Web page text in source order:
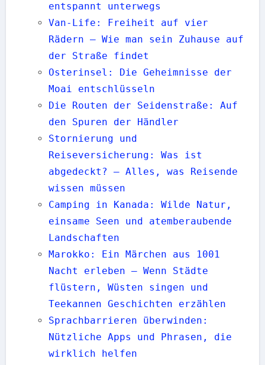
entspannt unterwegs
Van-Life: Freiheit auf vier
Rädern — Wie man sein Zuhause auf
der Straße findet
Osterinsel: Die Geheimnisse der
Moai entschlüsseln
Die Routen der Seidenstraße: Auf
den Spuren der Händler
Stornierung und
Reiseversicherung: Was ist
abgedeckt? – Alles, was Reisende
wissen müssen
Camping in Kanada: Wilde Natur,
einsame Seen und atemberaubende
Landschaften
Marokko: Ein Märchen aus 1001
Nacht erleben — Wenn Städte
flüstern, Wüsten singen und
Teekannen Geschichten erzählen
Sprachbarrieren überwinden:
Nützliche Apps und Phrasen, die
wirklich helfen